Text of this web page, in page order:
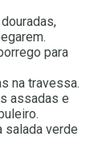
para
na travessa.
assadas e
salada verde